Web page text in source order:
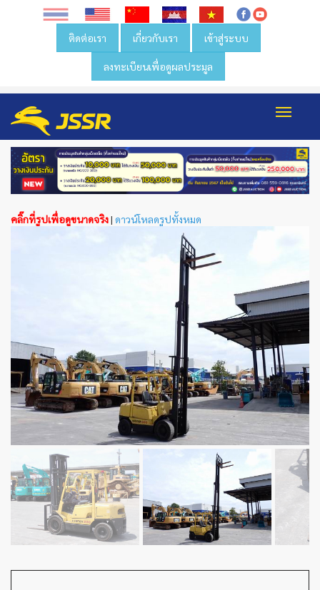
ติดต่อเรา เกี่ยวกับเรา เข้าสู่ระบบ
ลงทะเบียนเพื่อดูผลประมูล
คลิ๊กที่รูปเพื่อดูขนาดจริง| ดาวน์โหลดรูปทั้งหมด